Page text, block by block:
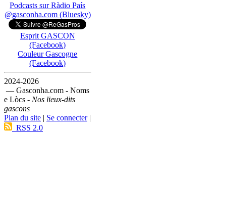
Podcasts sur Ràdio País
@gasconha.com (Bluesky)
Esprit GASCON
(Facebook)
Couleur Gascogne
(Facebook)
2024-2026
— Gasconha.com - Noms
e Lòcs - Nos lieux-dits
gascons
Plan du site | Se connecter|
RSS 2.0